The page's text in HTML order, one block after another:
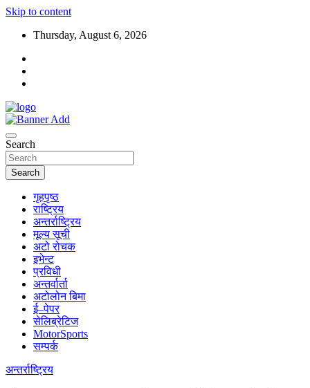
Skip to content
Thursday, August 6, 2026
Search
Search
गृहपृष्ठ
राष्ट्रिय
अन्तर्राष्ट्रिय
मूल्य सूची
अटो रोचक
इभेन्ट
प्रविधी
अन्तर्वार्ता
अटोलोन बिमा
ई–पेपर
सेलिब्रेटिज
MotorSports
सम्पर्क
अन्तर्राष्ट्रिय